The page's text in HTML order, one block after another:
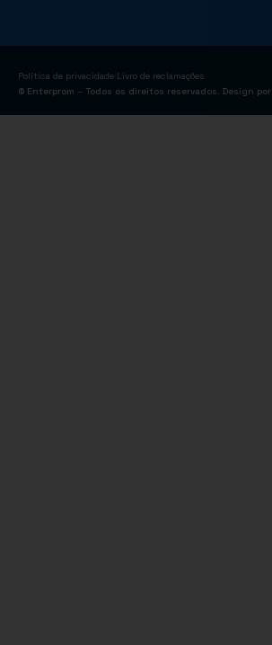
Política de privacidade Livro de reclamações
© Enterprom – Todos os direitos reservados. Design por